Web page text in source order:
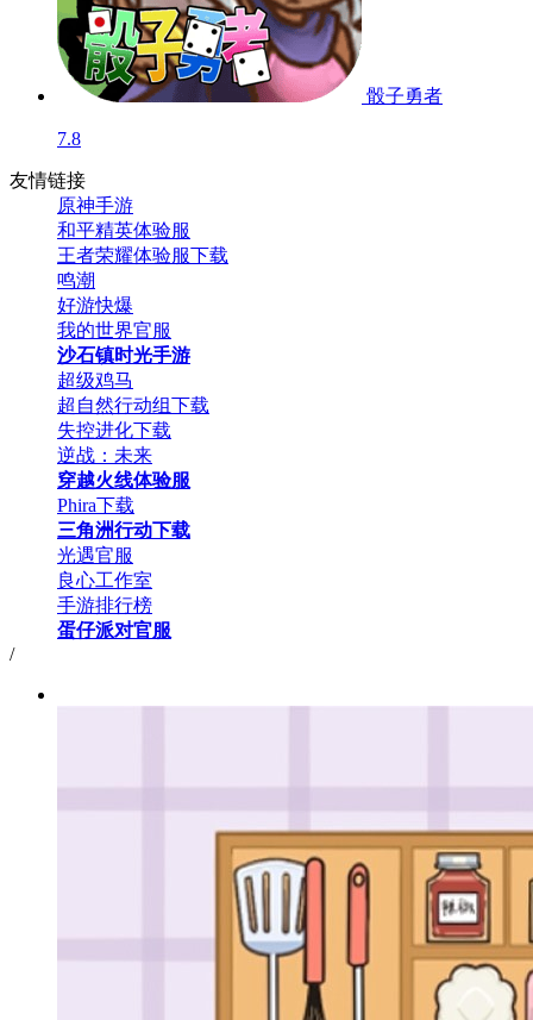
骰子勇者
7.8
友情链接
原神手游
和平精英体验服
王者荣耀体验服下载
鸣潮
好游快爆
我的世界官服
沙石镇时光手游
超级鸡马
超自然行动组下载
失控进化下载
逆战：未来
穿越火线体验服
Phira下载
三角洲行动下载
光遇官服
良心工作室
手游排行榜
蛋仔派对官服
/